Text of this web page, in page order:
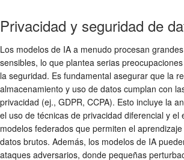
Privacidad y seguridad de
Los modelos de IA a menudo procesan
sensibles, lo que plantea serias
la seguridad. Es fundamental asegurar que la
almacenamiento y uso de datos cumplan con
privacidad (ej., GDPR, CCPA). Esto incluye la
el uso de técnicas de privacidad diferencial y el
modelos federados que permiten el
datos brutos. Además, los modelos de IA
ataques adversarios, donde pequeñas